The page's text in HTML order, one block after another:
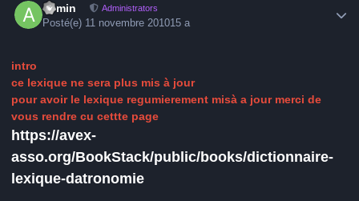
admin Administrators
Posté(e) 11 novembre 201015 a
intro
ce lexique ne sera plus mis à jour
pour avoir le lexique regumierement misà a jour merci de
vous rendre cu cettte page
https://avex-
asso.org/BookStack/public/books/dictionnaire-
lexique-datronomie